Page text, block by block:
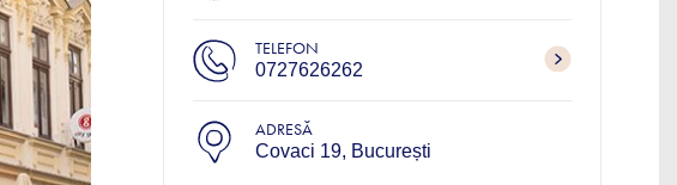
TELEFON
0727626262
ADRESĂ
Covaci 19, București